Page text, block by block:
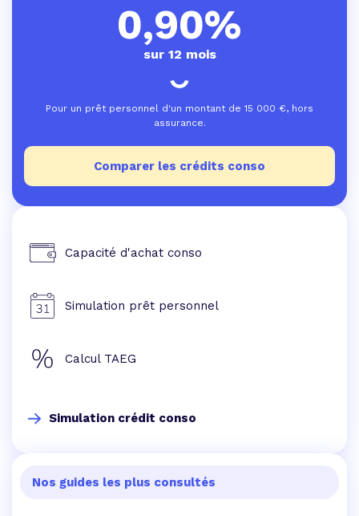
0,90%
sur 12 mois
Pour un prêt personnel d'un montant de 15 000 €, hors
assurance.
Comparer les crédits conso
Capacité d'achat conso
Simulation prêt personnel
Calcul TAEG
Simulation crédit conso
Nos guides les plus consultés